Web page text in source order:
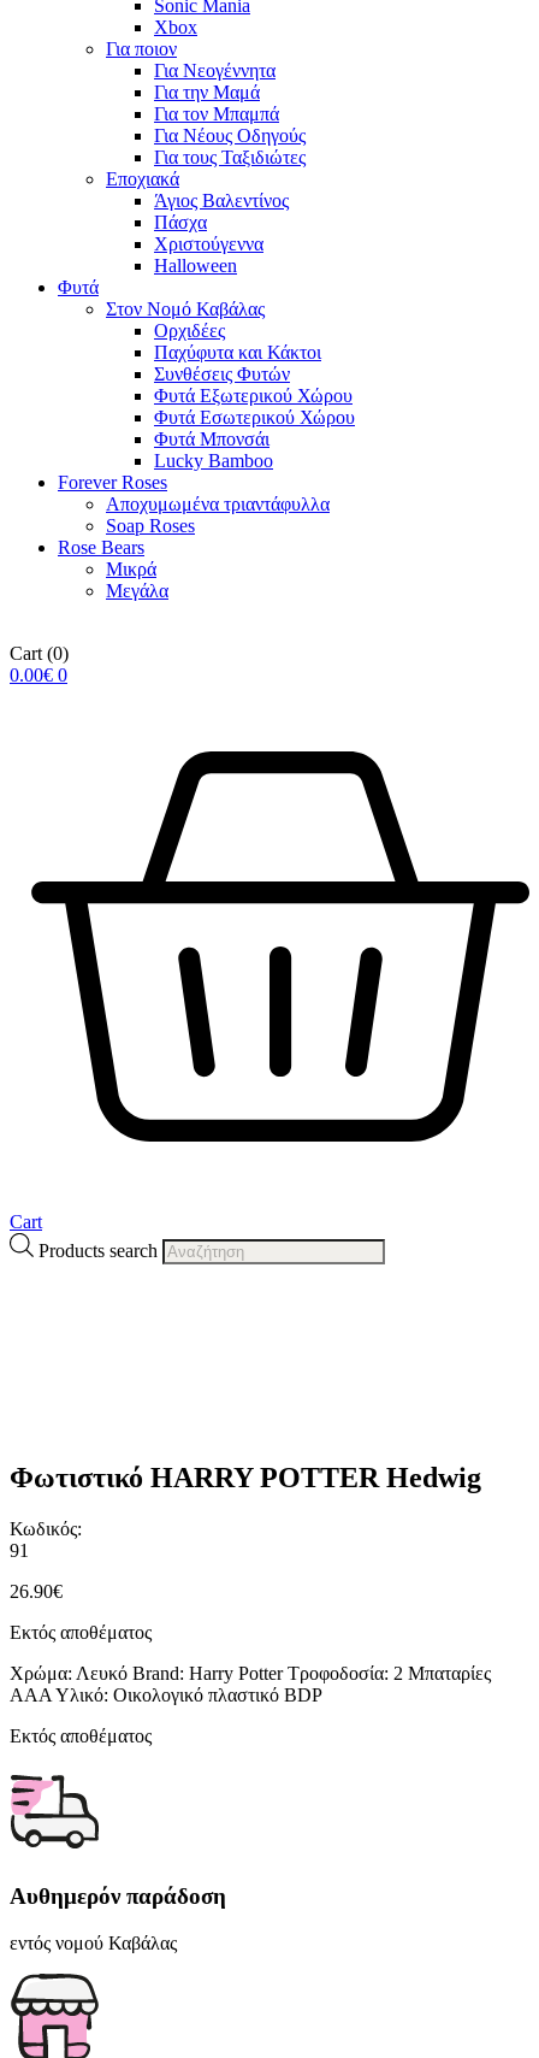
Sonic Mania
Xbox
Για ποιον
Για Νεογέννητα
Για την Μαμά
Για τον Μπαμπά
Για Νέους Οδηγούς
Για τους Ταξιδιώτες
Εποχιακά
Άγιος Βαλεντίνος
Πάσχα
Χριστούγεννα
Halloween
Φυτά
Στον Νομό Καβάλας
Ορχιδέες
Παχύφυτα και Κάκτοι
Συνθέσεις Φυτών
Φυτά Εξωτερικού Χώρου
Φυτά Εσωτερικού Χώρου
Φυτά Μπονσάι
Lucky Bamboo
Forever Roses
Αποχυμωμένα τριαντάφυλλα
Soap Roses
Rose Βears
Μικρά
Μεγάλα
Cart (0)
0.00€ 0
Cart
Products search
Φωτιστικό HARRY POTTER Hedwig
Κωδικός:
91
26.90€
Εκτός αποθέματος
Χρώμα: Λευκό Brand: Harry Potter Τροφοδοσία: 2 Μπαταρίες
ΑΑΑ Υλικό: Οικολογικό πλαστικό BDP
Εκτός αποθέματος
Αυθημερόν παράδοση
εντός νομού Καβάλας